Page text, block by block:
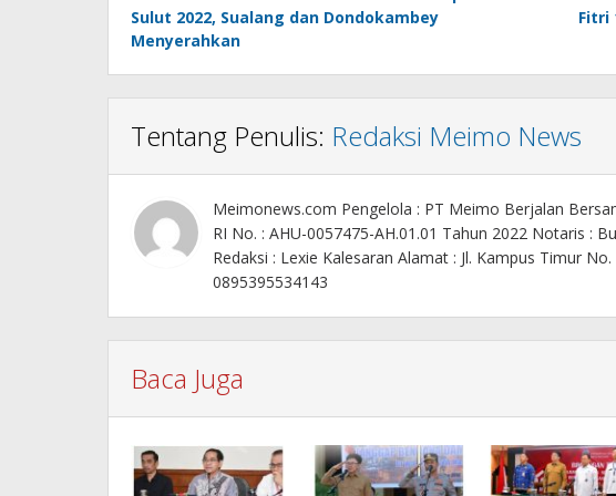
Sulut 2022, Sualang dan Dondokambey
Menyerahkan
Fitri
Tentang Penulis: Redaksi Meimo News
Meimonews.com Pengelola : PT Meimo Berjalan
RI No. : AHU-0057475-AH.01.01 Tahun 2022 Notaris :
Redaksi : Lexie Kalesaran Alamat : Jl. Kampus Timur
0895395534143
Baca Juga